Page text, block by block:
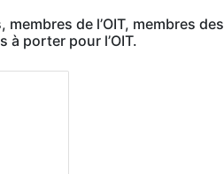
de l’OIT, membres des
porter pour l’OIT.